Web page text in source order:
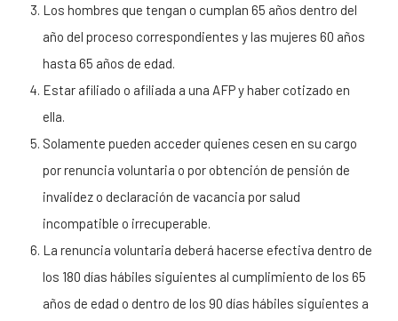
Los hombres que tengan o cumplan 65 años dentro del
año del proceso correspondientes y las mujeres 60 años
hasta 65 años de edad.
Estar afiliado o afiliada a una AFP y haber cotizado en
ella.
Solamente pueden acceder quienes cesen en su cargo
por renuncia voluntaria o por obtención de pensión de
invalidez o declaración de vacancia por salud
incompatible o irrecuperable.
La renuncia voluntaria deberá hacerse efectiva dentro de
los 180 días hábiles siguientes al cumplimiento de los 65
años de edad o dentro de los 90 días hábiles siguientes a